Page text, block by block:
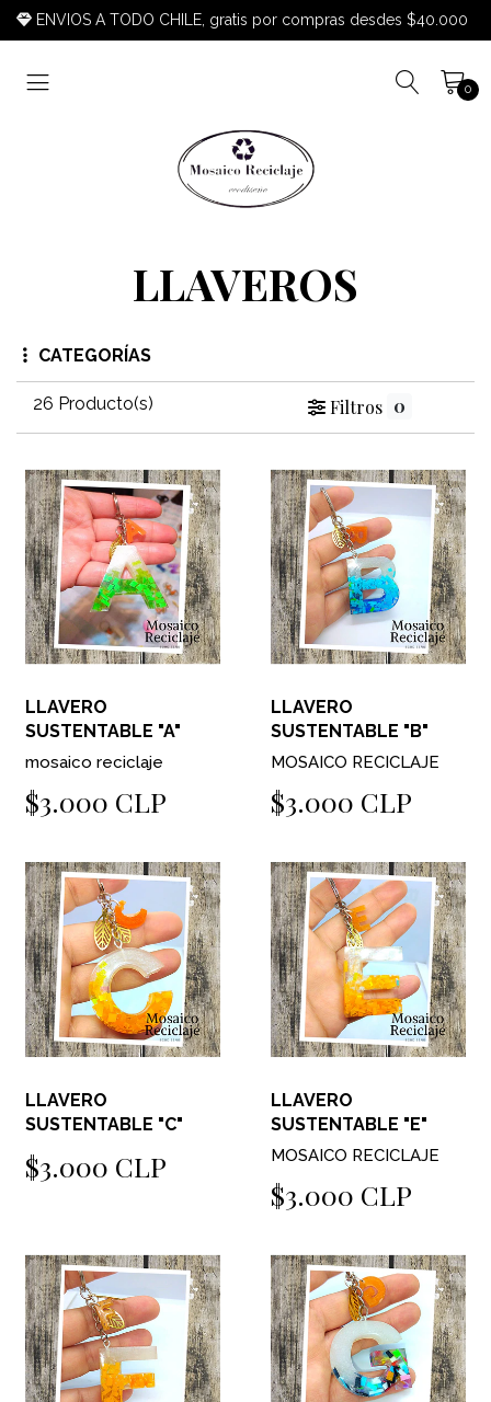
ENVIOS A TODO CHILE, gratis por compras desdes $40.000
0
LLAVEROS
CATEGORÍAS
26 Producto(s) Filtros 0
LLAVERO
SUSTENTABLE "A"
mosaico reciclaje
$3.000 CLP
LLAVERO
SUSTENTABLE "B"
MOSAICO RECICLAJE
$3.000 CLP
LLAVERO
SUSTENTABLE "C"
$3.000 CLP
LLAVERO
SUSTENTABLE "E"
MOSAICO RECICLAJE
$3.000 CLP